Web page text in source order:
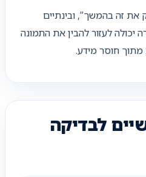
את זה בהמשך”, ובינתיים
לעזור להבין את התמונה
חוסר מידע.
לבדיקה